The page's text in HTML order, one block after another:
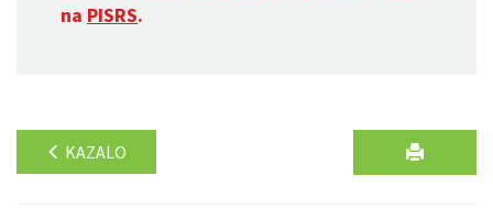
na PISRS.
KAZALO